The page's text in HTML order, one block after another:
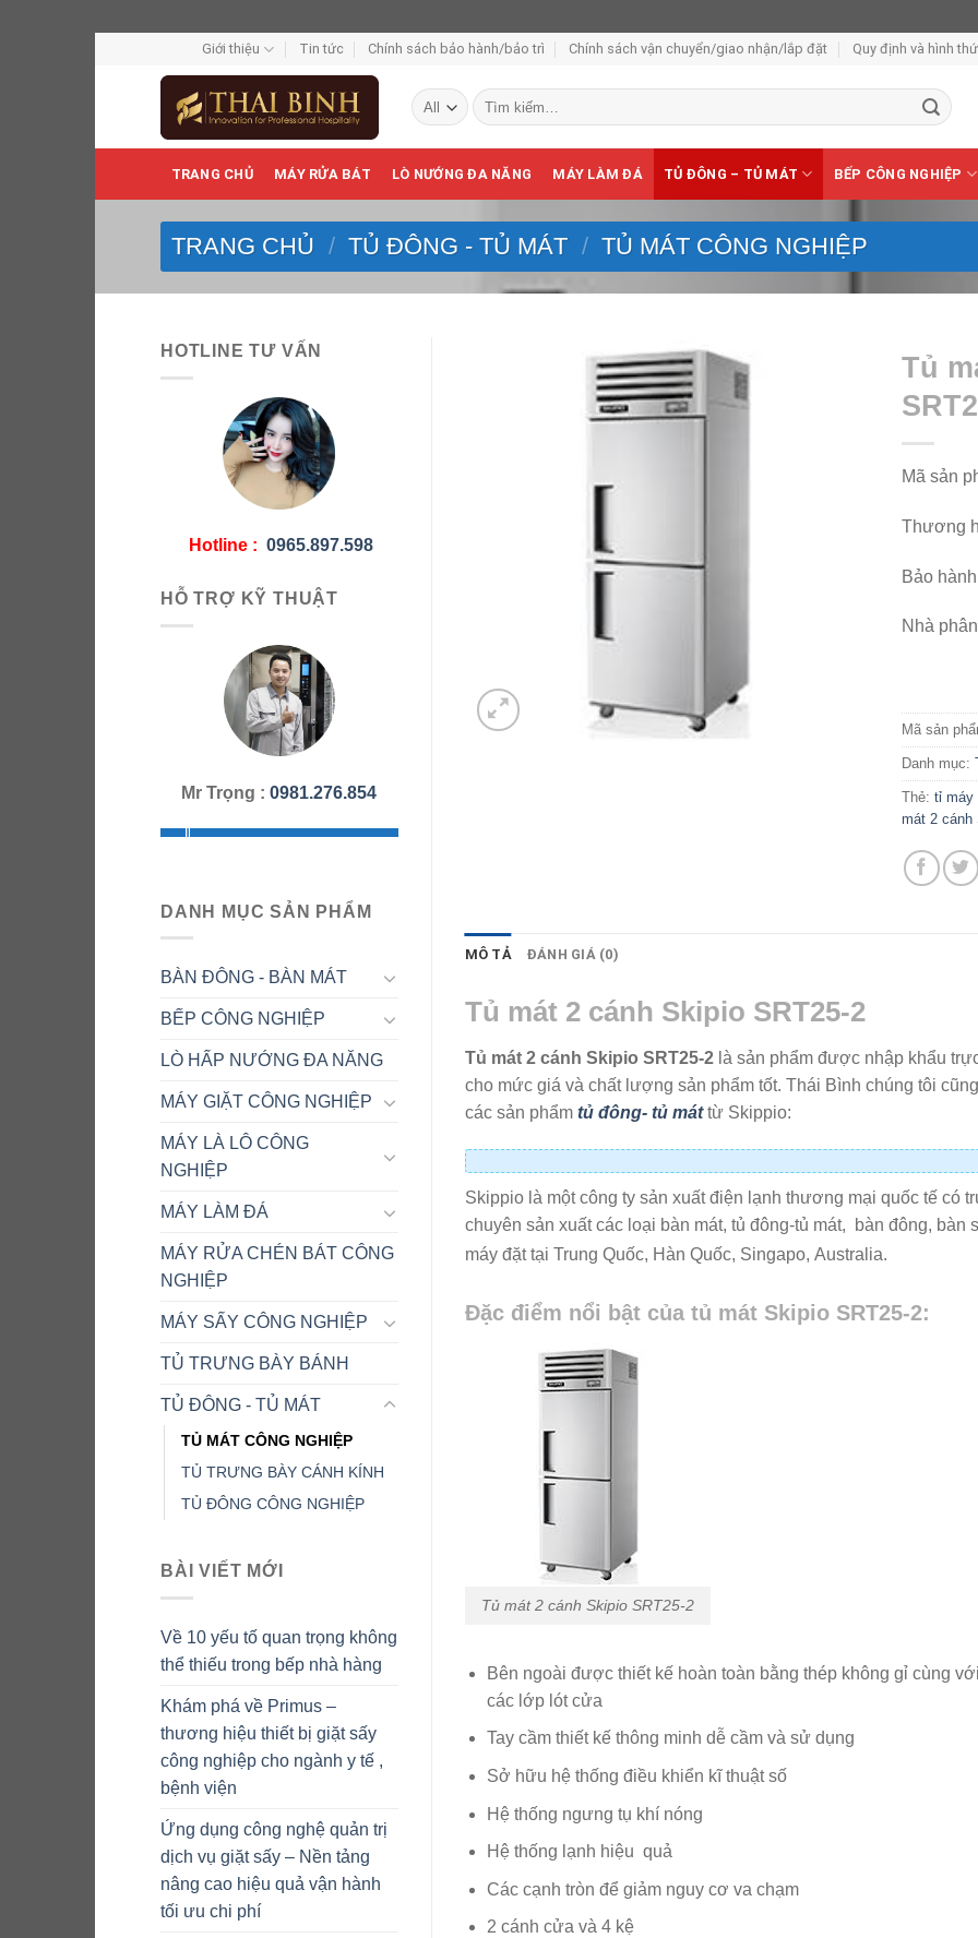
Giới thiệu Tin tức Chính sách bảo hành/bảo trì Chính sách vận chuyển/giao nhận/lắp đặt Quy định và hình
Tìm
kiếm:
TRANG CHỦ MÁY RỬA BÁT LÒ NƯỚNG ĐA NĂNG MÁY LÀM ĐÁ TỦ ĐÔNG – TỦ MÁT BẾP CÔNG NGHIỆP
TRANG CHỦ / TỦ ĐÔNG - TỦ MÁT / TỦ MÁT CÔNG NGHIỆP
HOTLINE TƯ VẤN
Hotline :0965.897.598
HỖ TRỢ KỸ THUẬT
Mr Trọng :0981.276.854
DANH MỤC SẢN PHẨM
BÀN ĐÔNG - BÀN MÁT
BẾP CÔNG NGHIỆP
LÒ HẤP NƯỚNG ĐA NĂNG
MÁY GIẶT CÔNG NGHIỆP
MÁY LÀ LÔ CÔNG
NGHIỆP
MÁY LÀM ĐÁ
MÁY RỬA CHÉN BÁT CÔNG
NGHIỆP
MÁY SẤY CÔNG NGHIỆP
TỦ TRƯNG BÀY BÁNH
TỦ ĐÔNG - TỦ MÁT
TỦ MÁT CÔNG NGHIỆP
TỦ TRƯNG BÀY CÁNH KÍNH
TỦ ĐÔNG CÔNG NGHIỆP
BÀI VIẾT MỚI
Về 10 yếu tố quan trọng không
thể thiếu trong bếp nhà hàng
Khám phá về Primus –
thương hiệu thiết bị giặt sấy
công nghiệp cho ngành y tế ,
bệnh viện
Ứng dụng công nghệ quản trị
dịch vụ giặt sấy – Nền tảng
nâng cao hiệu quả vận hành
tối ưu chi phí
Tủ
Mã sản
Thương
Bảo
Nhà
Mã sản
Danh mục:
Thẻ:tỉ máy
mát 2 cánh
MÔ TẢ ĐÁNH GIÁ (0)
Tủ mát 2 cánh Skipio SRT25-2
Tủ mát 2 cánh Skipio SRT25-2là sản phẩm được nhập khẩu
cho mức giá và chất lượng sản phẩm tốt. Thái Bình chúng tôi
các sản phẩmtủ đông- tủ máttừ Skippio:
Skippio là một công ty sản xuất điện lạnh thương mại quốc tế có
chuyên sản xuất các loại bàn mát, tủ đông-tủ mát, bàn đông,
máy đặt tại Trung Quốc, Hàn Quốc, Singapo, Australia.
Đặc điểm nổi bật của tủ mát Skipio SRT25-2:
Tủ mát 2 cánh Skipio SRT25-2
Bên ngoài được thiết kế hoàn toàn bằng thép không gỉ cùng
các lớp lót cửa
Tay cầm thiết kế thông minh dễ cầm và sử dụng
Sở hữu hệ thống điều khiển kĩ thuật số
Hệ thống ngưng tụ khí nóng
Hệ thống lạnh hiệu quả
Các cạnh tròn để giảm nguy cơ va chạm
2 cánh cửa và 4 kệ